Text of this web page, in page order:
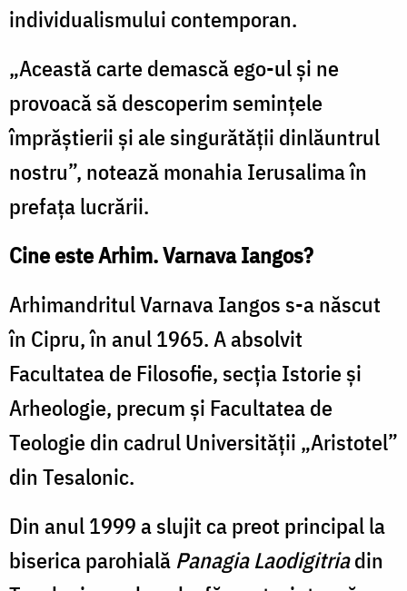
individualismului contemporan.
„Această carte demască ego-ul și ne
provoacă să descoperim semințele
împrăștierii și ale singurătății dinlăuntrul
nostru”, notează monahia Ierusalima în
prefața lucrării.
Cine este Arhim. Varnava Iangos?
Arhimandritul Varnava Iangos s-a născut
în Cipru, în anul 1965. A absolvit
Facultatea de Filosofie, secția Istorie și
Arheologie, precum și Facultatea de
Teologie din cadrul Universității „Aristotel”
din Tesalonic.
Din anul 1999 a slujit ca preot principal la
biserica parohială Panagia Laodigitriadin